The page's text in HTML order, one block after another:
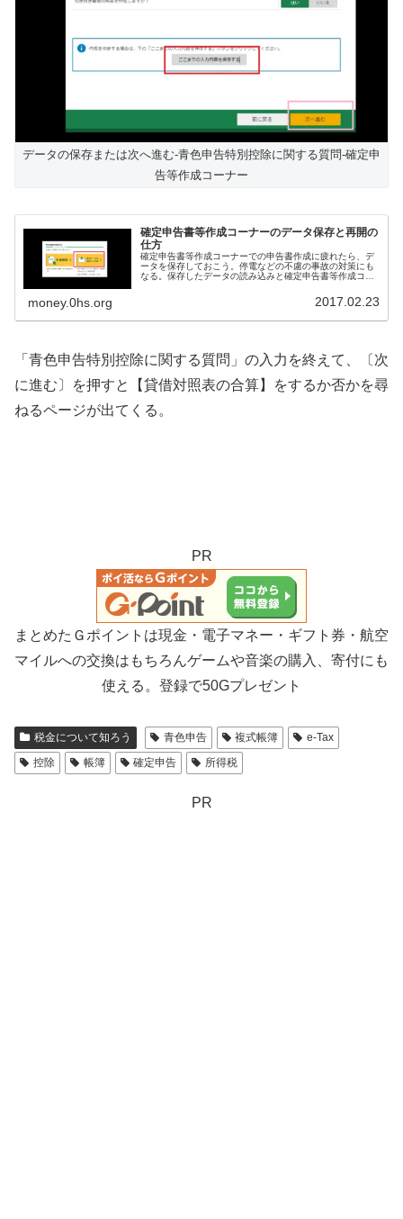
データの保存または次へ進む-青色申告特別控除に関する質問-確定申
告等作成コーナー
確定申告書等作成コーナーのデータ保存と再開の
仕方
確定申告書等作成コーナーでの申告書作成に疲れたら、デ
ータを保存しておこう。停電などの不慮の事故の対策にも
なる。保存したデータの読み込みと確定申告書等作成コー
money.0hs.org 2017.02.23
「青色申告特別控除に関する質問」の入力を終えて、〔次
に進む〕を押すと【貸借対照表の合算】をするか否かを尋
ねるページが出てくる。
PR
まとめたＧポイントは現金・電子マネー・ギフト券・航空
マイルへの交換はもちろんゲームや音楽の購入、寄付にも
使える。登録で50Gプレゼント
税金について知ろう 青色申告 複式帳簿
e-Tax
控除
帳簿 確定申告 所得税
PR